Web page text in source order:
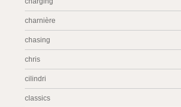
charnière
chasing
chris
cilindri
classics